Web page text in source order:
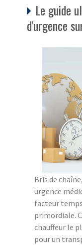
Le guide
d'urgence
Bris de
urgence
facteur
primordiale.
chauffeur le
pour un